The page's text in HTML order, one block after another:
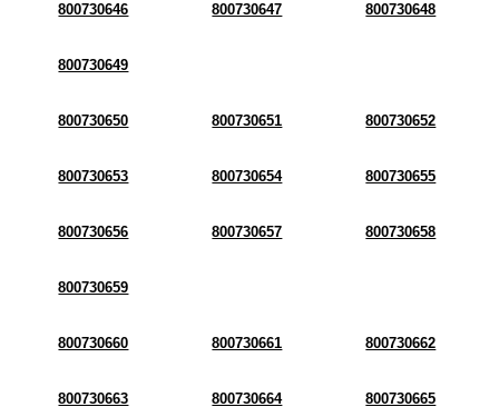
800730646 800730647 800730648
800730649
800730650 800730651 800730652
800730653 800730654 800730655
800730656 800730657 800730658
800730659
800730660 800730661 800730662
800730663 800730664 800730665